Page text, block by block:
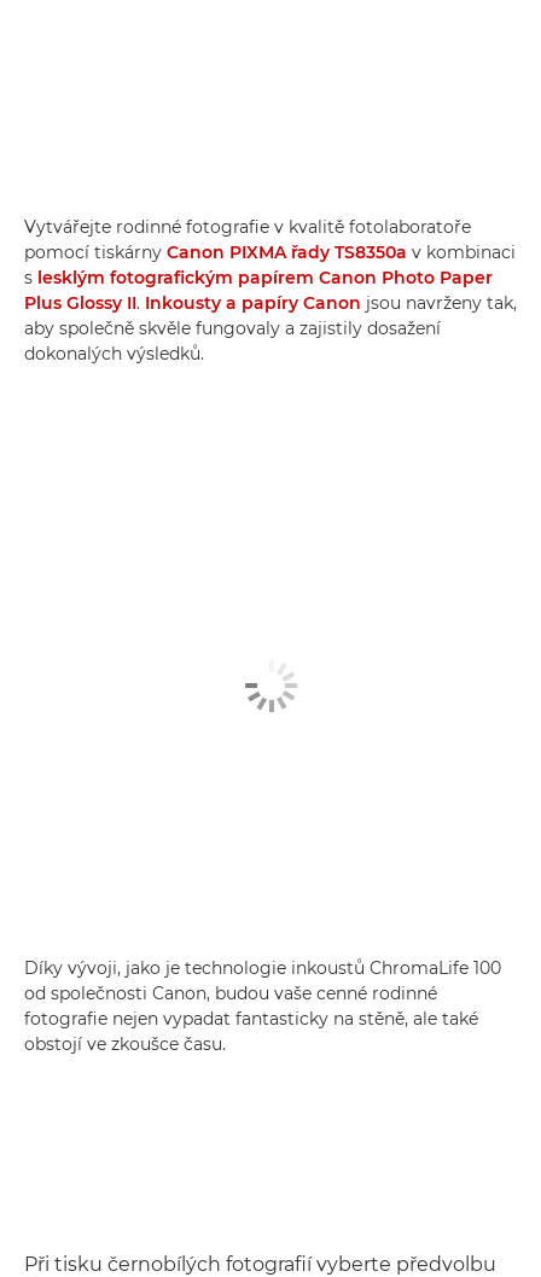
Vytvářejte rodinné fotografie v kvalitě fotolaboratoře
pomocí tiskárny Canon PIXMA řady TS8350a v kombinaci
s lesklým fotografickým papírem Canon Photo Paper
Plus Glossy II. Inkousty a papíry Canon jsou navrženy tak,
aby společně skvěle fungovaly a zajistily dosažení
dokonalých výsledků.
Díky vývoji, jako je technologie inkoustů ChromaLife 100
od společnosti Canon, budou vaše cenné rodinné
fotografie nejen vypadat fantasticky na stěně, ale také
obstojí ve zkoušce času.
Při tisku černobílých fotografií vyberte předvolbu